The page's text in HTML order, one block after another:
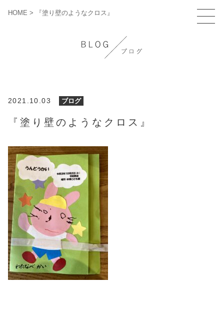
HOME > 『塗り壁のようなクロス』
2021.10.03 ブログ
『塗り壁のようなクロス』